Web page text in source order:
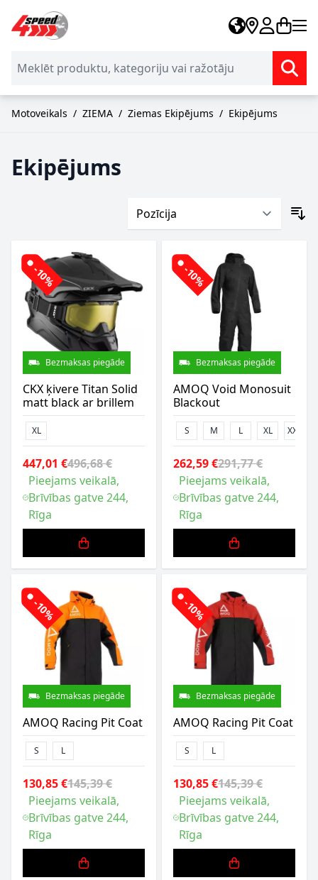
Skip to Content
Motoveikals / ZIEMA / Ziemas Ekipējums / Ekipējums
Ekipējums
-10%
Bezmaksas piegāde
CKX ķivere Titan Solid
matt black ar brillem
XL
447,01 €496,68 €
Pieejams veikalā,
Brīvības gatve 244,
Rīga
-10%
Bezmaksas piegāde
AMOQ Void Monosuit
Blackout
S M L XL XXL
262,59 €291,77 €
Pieejams veikalā,
Brīvības gatve 244,
Rīga
-10%
Bezmaksas piegāde
AMOQ Racing Pit Coat
S L
130,85 €145,39 €
Pieejams veikalā,
Brīvības gatve 244,
Rīga
-10%
Bezmaksas piegāde
AMOQ Racing Pit Coat
S L
130,85 €145,39 €
Pieejams veikalā,
Brīvības gatve 244,
Rīga